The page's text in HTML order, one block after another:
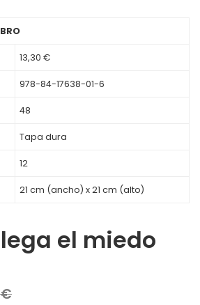
13,30 €
978-84-17638-01-6
48
Tapa dura
12
21 cm (ancho) x 21 cm (alto)
el miedo
€